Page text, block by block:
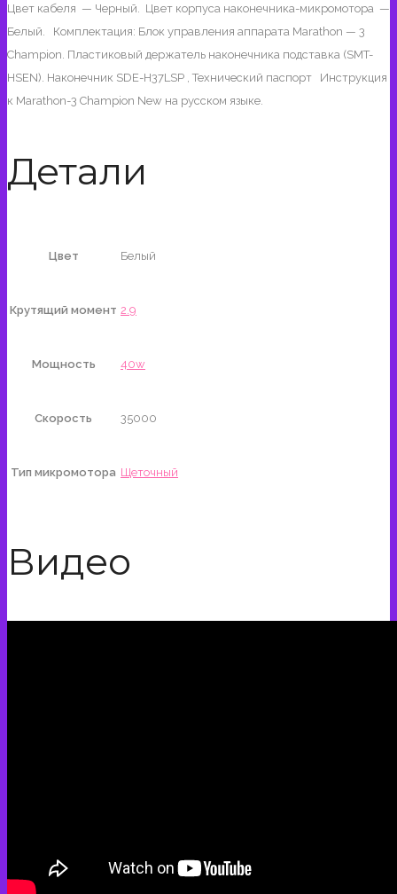
Цвет кабеля — Черный. Цвет корпуса наконечника-микромотора —
Белый. Комплектация: Блок управления аппарата Marathon — 3
Champion. Пластиковый держатель наконечника подставка (SMT-
HSEN). Наконечник SDE-H37LSP , Технический паспорт Инструкция
к Marathon-3 Champion New на русском языке.
Детали
Цвет Белый
Крутящий момент 2.9
Мощность 40w
Скорость 35000
Тип микромотора Щеточный
Видео